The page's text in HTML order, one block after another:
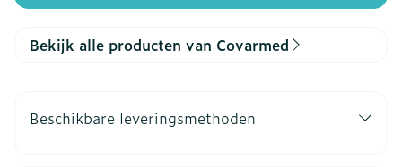
Bekijk alle producten van Covarmed
Beschikbare leveringsmethoden